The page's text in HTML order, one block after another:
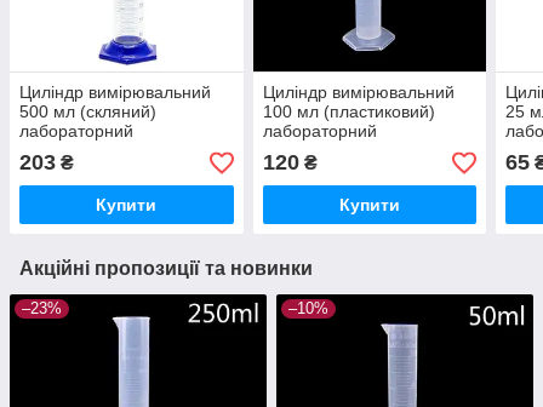
Циліндр вимірювальний
500 мл (скляний)
лабораторний
203 ₴
Купити
Циліндр вимірювальний
100 мл (пластиковий)
лабораторний
120₴
Купити
25
65
Акційні пропозиції та новинки
–23% –10%